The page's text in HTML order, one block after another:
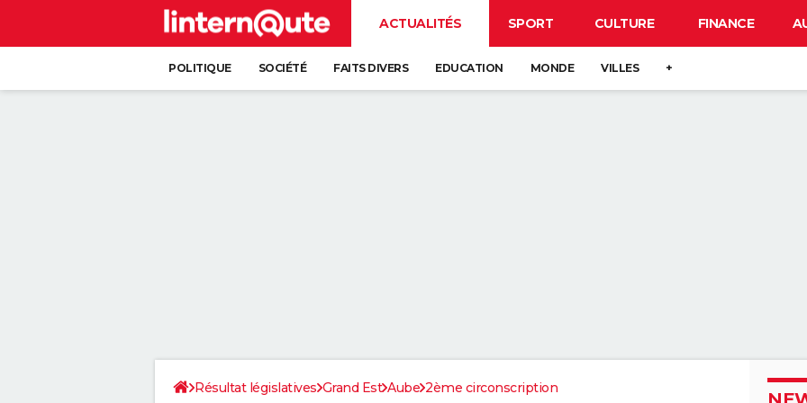
ACTUALITÉS SPORT CULTURE FINANCE
POLITIQUE SOCIÉTÉ FAITS DIVERS EDUCATION MONDE VILLES +
Résultat législatives Grand Est Aube 2ème circonscription